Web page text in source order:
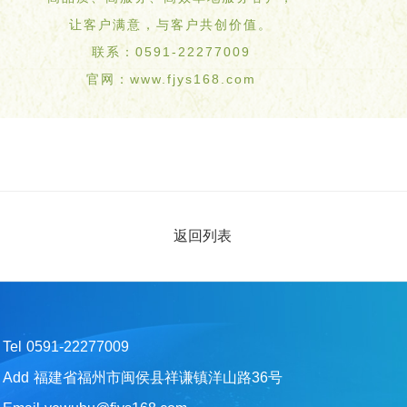
让客户满意，与客户共创价值。
联系：0591-22277009
官网：www.fjys168.com
返回列表
Tel 0591-22277009
Add 福建省福州市闽侯县祥谦镇洋山路36号